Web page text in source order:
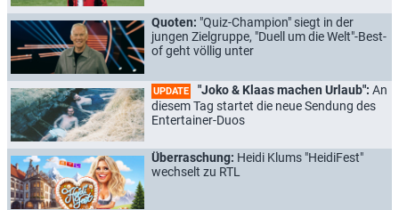
Quoten: "Quiz-Champion" siegt in der
jungen Zielgruppe, "Duell um die Welt"-Best-
of geht völlig unter
UPDATE "Joko & Klaas machen Urlaub": An
diesem Tag startet die neue Sendung des
Entertainer-Duos
Überraschung: Heidi Klums "HeidiFest"
wechselt zu RTL